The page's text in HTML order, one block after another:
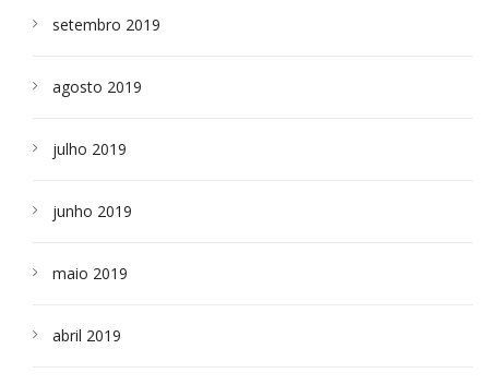
setembro 2019
agosto 2019
julho 2019
junho 2019
maio 2019
abril 2019